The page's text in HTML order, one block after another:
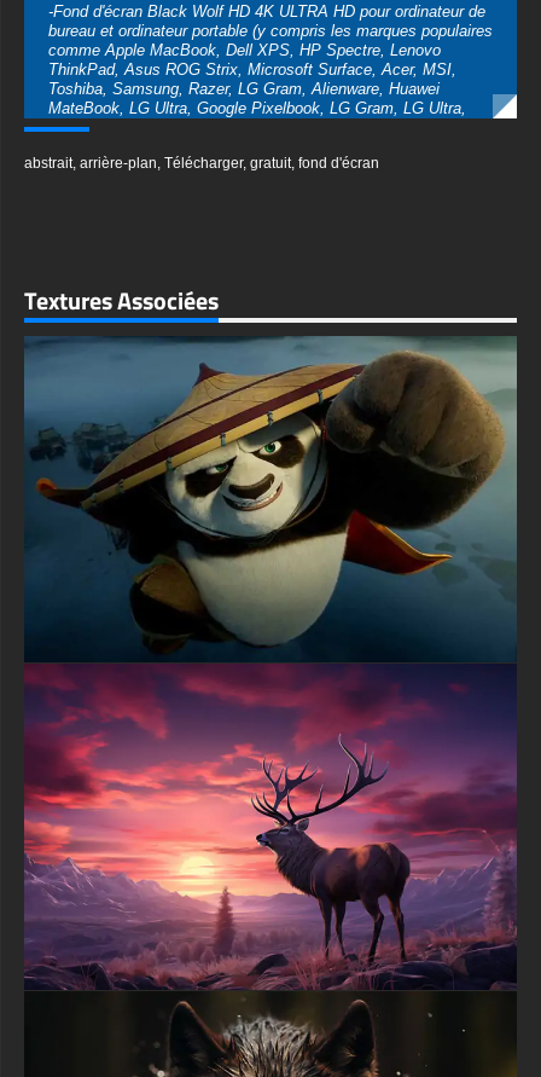
-Fond d'écran Black Wolf HD 4K ULTRA HD pour ordinateur de
bureau et ordinateur portable (y compris les marques populaires
comme Apple MacBook, Dell XPS, HP Spectre, Lenovo
ThinkPad, Asus ROG Strix, Microsoft Surface, Acer, MSI,
Toshiba, Samsung, Razer, LG Gram, Alienware, Huawei
MateBook, LG Ultra, Google Pixelbook, LG Gram, LG Ultra,
Razer Blade, Gigabyte Aero.
-Fond d'écran Loup noir HD 4K ULTRA HD pour appareil mobile
(iPhones, smartphones Android de Samsung Galaxy,
WebOS, Roku TV, Google TV, Horizon TV, Firefox OS pour TV,
Boxee
-Fond d'écran Cheval au coucher du soleil HD 4K ULTRA HD
pour console de jeu Sony PlayStation, Microsoft Xbox,
Ce fond d'écran gratuit de loup noir est disponible dans une
variété de tailles pour répondre à vos besoins, y compris le
superbe UHD 4K original (3840x2160 px), des options haute
définition et une version orientée portrait spécialement conçue
pour les téléphones.
textures-3d-gratuiteshd.com
abstrait, arrière-plan, Télécharger, gratuit, fond d'écran
Textures Associées